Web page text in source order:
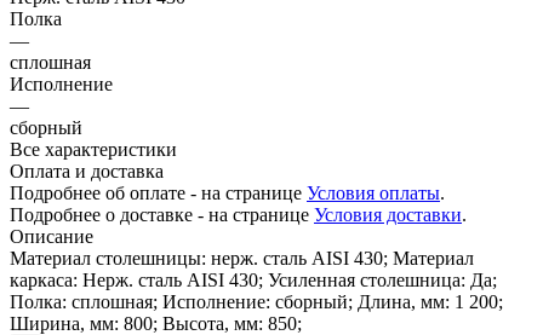
Полка
—
сплошная
Исполнение
—
сборный
Все характеристики
Оплата и доставка
Подробнее об оплате - на странице Условия оплаты.
Подробнее о доставке - на странице Условия доставки.
Описание
Материал столешницы: нерж. сталь AISI 430; Материал
каркаса: Нерж. сталь AISI 430; Усиленная столешница: Да;
Полка: сплошная; Исполнение: сборный; Длина, мм: 1 200;
Ширина, мм: 800; Высота, мм: 850;